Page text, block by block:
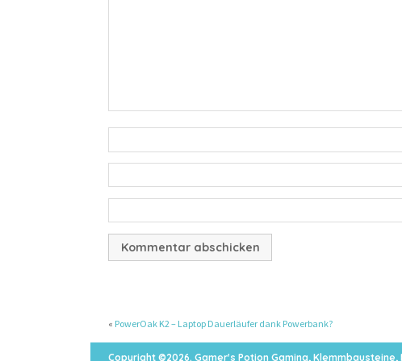
« PowerOak K2 – Laptop Dauerläufer dank Powerbank?
Copyright ©2026. Gamer's Potion Gaming, Klemmbausteine,